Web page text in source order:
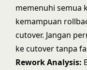
memenuhi semua
kemampuan
cutover. Jangan
ke cutover tanpa
Rework Analysis: